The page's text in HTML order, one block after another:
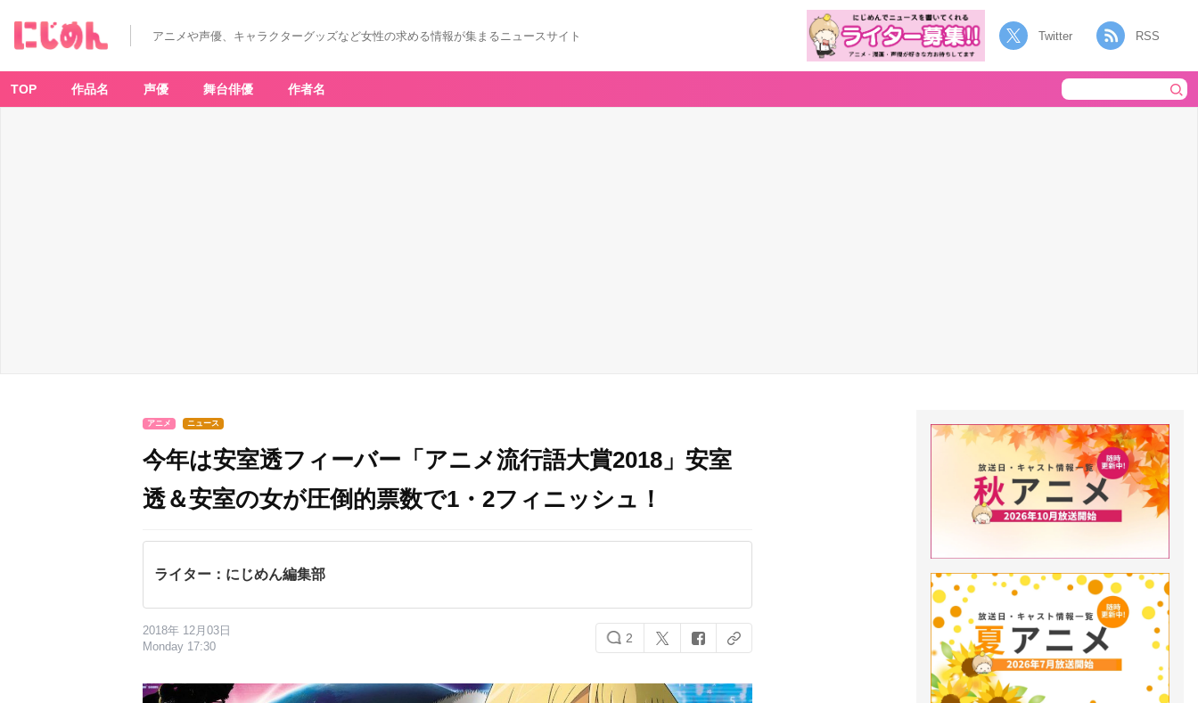
アニメや声優、キャラクターグッズなど女性の求める情報が集まるニュースサイト Twitter RSS
TOP 作品名 声優 舞台俳優 作者名
アニメ ニュース
今年は安室透フィーバー「アニメ流行語大賞2018​」安室
透＆安室の女が圧倒的票数で1・2フィニッシュ！
ライター：にじめん編集部
2018年 12月03日
Monday 17:30
2